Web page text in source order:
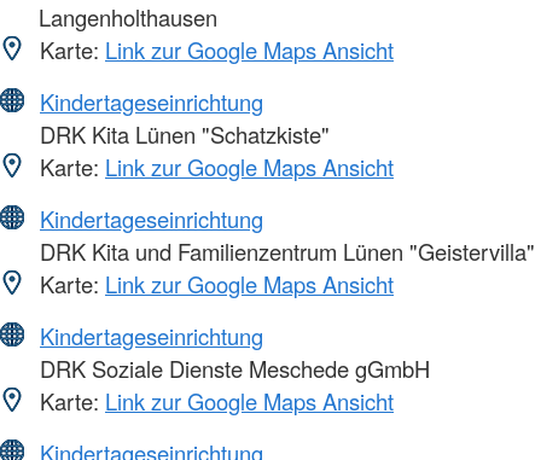
Langenholthausen
Karte: Link zur Google Maps Ansicht
Kindertageseinrichtung
DRK Kita Lünen "Schatzkiste"
Karte: Link zur Google Maps Ansicht
Kindertageseinrichtung
DRK Kita und Familienzentrum Lünen "Geistervilla"
Karte: Link zur Google Maps Ansicht
Kindertageseinrichtung
DRK Soziale Dienste Meschede gGmbH
Karte: Link zur Google Maps Ansicht
Kindertageseinrichtung